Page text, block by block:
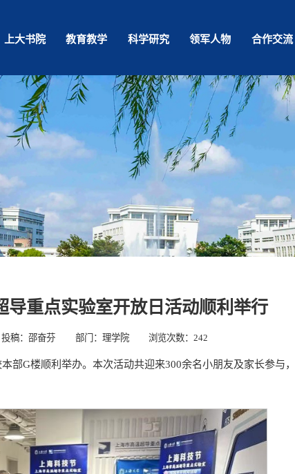
上大书院 教育教学 科学研究 领军人物 合作交流
导重点实验室开放日活动顺利举行
投稿：邵奋芬 部门：理学院 浏览次数： 242
部G楼顺利举办。本次活动共迎来300余名小朋友及家长参与